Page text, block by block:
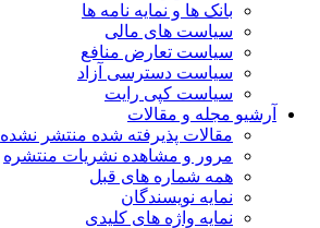
بانک ها و نمایه نامه ها
سیاست های مالی
سیاست تعارض منافع
سیاست دسترسی آزاد
سیاست کپی رایت
آرشیو مجله و مقالات
مقالات پذیرفته شده منتشر نشده
مرور و مشاهده نشریات منتشره
همه شماره های قبل
نمایه نویسندگان
نمایه واژه های کلیدی